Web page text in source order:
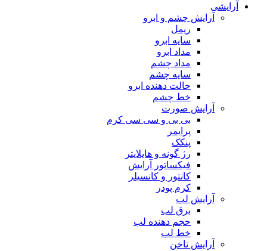
آرایشی
آرایش چشم و ابرو
ریمل
سایه ابرو
مداد ابرو
مداد چشم
سایه چشم
حالت دهنده ابرو
خط چشم
آرایش صورت
بی بی و سی سی کرم
پرایمر
پنکک
رژ گونه و هایلایتر
فیکساتور آرایش
کانتور و کانسیلر
کرم پودر
آرایش لب
برق لب
حجم دهنده لب
خط لب
آرایش ناخن